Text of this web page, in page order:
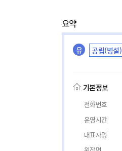
요약
유 공립(병설)
기본정보
전화번호
운영시간
대표자명